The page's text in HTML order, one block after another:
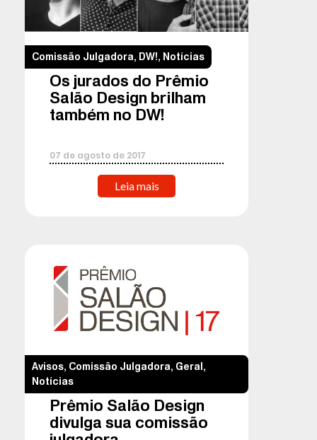
Comissão Julgadora, DW!, Notícias
Os jurados do Prêmio
Salão Design brilham
também no DW!
07 de agosto de 2017
Leia mais
Avisos, Comissão Julgadora, Geral,
Notícias
Prêmio Salão Design
divulga sua comissão